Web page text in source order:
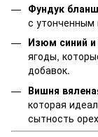
Фундук
с утонченным
Изюм синий
ягоды,
добавок.
Вишня
которая
сытность